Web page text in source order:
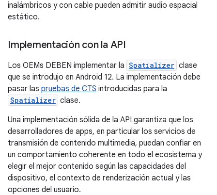
inalámbricos y con cable pueden admitir audio espacial
estático.
Implementación con la API
Los OEMs DEBEN implementar la Spatializer clase
que se introdujo en Android 12. La implementación debe
pasar las pruebas de CTS introducidas para la
Spatializer clase.
Una implementación sólida de la API garantiza que los
desarrolladores de apps, en particular los servicios de
transmisión de contenido multimedia, puedan confiar en
un comportamiento coherente en todo el ecosistema y
elegir el mejor contenido según las capacidades del
dispositivo, el contexto de renderización actual y las
opciones del usuario.